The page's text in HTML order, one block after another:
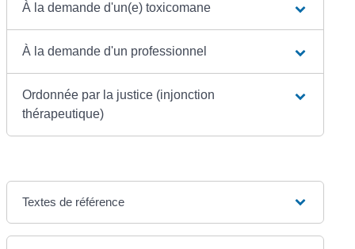
À la demande d'un(e) toxicomane
À la demande d'un professionnel
Ordonnée par la justice (injonction
thérapeutique)
Textes de référence